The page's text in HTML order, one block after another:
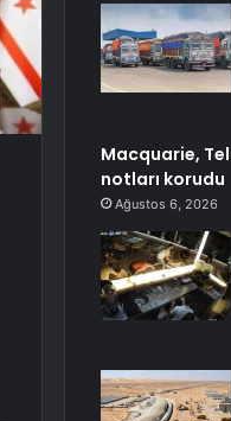
Macquarie,
notları korudu
Ağustos 6, 2026